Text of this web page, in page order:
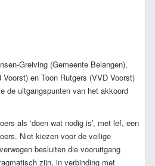
Greiving (Gemeente Belangen),
en Toon Rutgers (VVD Voorst)
de uitgangspunten van het akkoord
als ‘doen wat nodig is’, met lef, een
Niet kiezen voor de veilige
besluiten die vooruitgang
zijn, in verbinding met